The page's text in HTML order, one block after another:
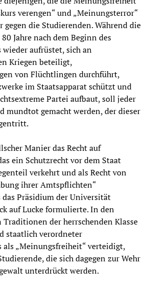
verengen“ und „Meinungsterror“
gegen die Studierenden. Während die
Jahre nach dem Beginn des
aufrüstet, sich an
Kriegen beteiligt,
von Flüchtlingen durchführt,
im Staatsapparat schützt und
Partei aufbaut, soll jeder
mundtot gemacht werden, der dieser
Manier das Recht auf
ein Schutzrecht vor dem Staat
verkehrt und als Recht von
ihrer Amtspflichten“
das Präsidium der Universität
auf Lucke formulierte. In den
der herrschenden Klasse
staatlich verordneter
als „Meinungsfreiheit“ verteidigt,
die sich dagegen zur Wehr
unterdrückt werden.